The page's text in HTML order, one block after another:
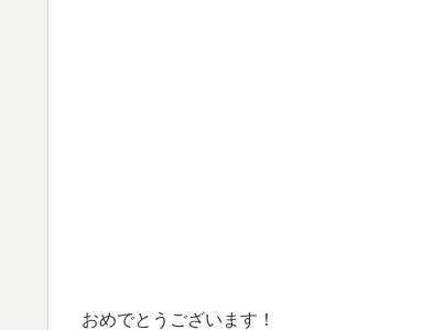
おめでとうございます！